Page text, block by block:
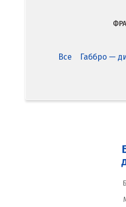
Все Габбро —